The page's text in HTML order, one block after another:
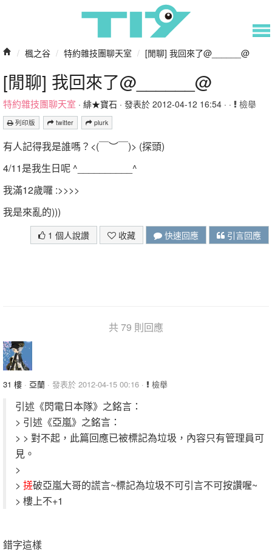
/ 楓之谷 / 特約雜技團聊天室 / [閒聊] 我回來了@______@
[閒聊] 我回來了@______@
特約雜技團聊天室 · 緋★寶石 · 發表於 2012-04-12 16:54 · · 檢舉
列印版 twitter plurk
有人記得我是誰嗎？<(￣︶￣)> (探頭)
4/11是我生日呢 ^__________^
我滿12歲囉 :>>>>
我是來亂的)))
1 個人說讚 收藏 快速回應 引言回應
共 79 則回應
31 樓 · 亞蘭 · 發表於 2012-04-15 00:16 · 檢舉
引述《閃電日本隊》之銘言：
> 引述《亞嵐》之銘言：
> > 對不起，此篇回應已被標記為垃圾，內容只有管理員可
見。
>
> 搓破亞嵐大哥的謊言~標記為垃圾不可引言不可按讚喔~
> 樓上不+1
錯字這樣